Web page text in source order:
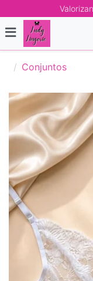
Conjuntos